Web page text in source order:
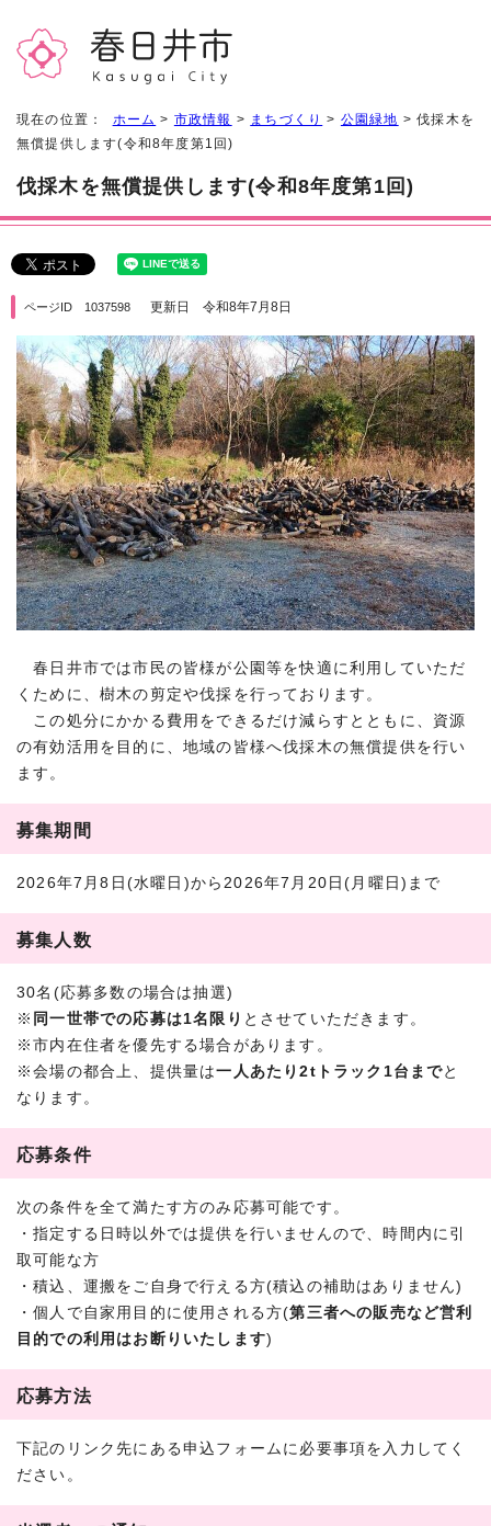
現在の位置： ホーム > 市政情報 > まちづくり > 公園緑地 > 伐採木を
無償提供します(令和8年度第1回)
伐採木を無償提供します(令和8年度第1回)
ページID 1037598 更新日 令和8年7月8日
春日井市では市民の皆様が公園等を快適に利用していただ
くために、樹木の剪定や伐採を行っております。
この処分にかかる費用をできるだけ減らすとともに、資源
の有効活用を目的に、地域の皆様へ伐採木の無償提供を行い
ます。
募集期間
2026年7月8日(水曜日)から2026年7月20日(月曜日)まで
募集人数
30名(応募多数の場合は抽選)
※ 同一世帯での応募は1名限り とさせていただきます。
※市内在住者を優先する場合があります。
※会場の都合上、提供量は一人あたり2tトラック1台までと
なります。
応募条件
次の条件を全て満たす方のみ応募可能です。
・指定する日時以外では提供を行いませんので、時間内に引
取可能な方
・積込、運搬をご自身で行える方(積込の補助はありません)
・個人で自家用目的に使用される方(第三者への販売など営利
目的での利用はお断りいたします)
応募方法
下記のリンク先にある申込フォームに必要事項を入力してく
ださい。